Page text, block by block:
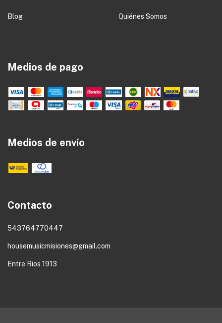
Blog Quiénes Somos
Medios de pago
Medios de envío
Contacto
543764770447
housemusicmisiones@gmail.com
Entre Rios 1913